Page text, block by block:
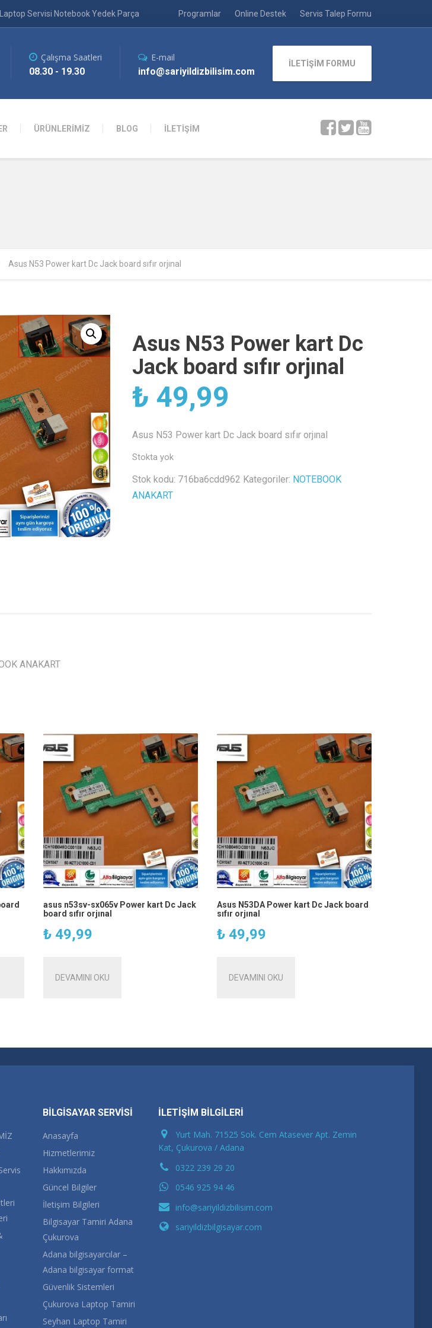
Servisi Notebook Yedek Parça Programlar Online Destek Servis Talep Formu
ÜRÜNLERİMİZ BLOG İLETİŞİM
Çalışma Saatleri
08.30 - 19.30
E-mail
info@sariyildizbilisim.com
İLETİŞİM FORMU
Asus N53 Power kart Dc Jack board sıfır orjınal
Asus N53 Power kart Dc
Jack board sıfır orjınal
₺ 49,99
Asus N53 Power kart Dc Jack board sıfır orjınal
Stokta yok
Stok kodu: 716ba6cdd962 Kategoriler: NOTEBOOK
ANAKART
ANAKART
asus n53sv-sx065v Power kart Dc Jack
board sıfır orjınal
₺49,99
DEVAMINI OKU
Asus N53DA Power kart Dc Jack board
sıfır orjınal
₺49,99
DEVAMINI OKU
BİLGİSAYAR SERVİSİ
Anasayfa
Hizmetlerimiz
Hakkımızda
Güncel Bilgiler
İletişim Bilgileri
Bilgisayar Tamiri Adana
Çukurova
Adana bilgisayarcılar –
Adana bilgisayar format
Güvenlik Sistemleri
Çukurova Laptop Tamiri
Seyhan Laptop Tamiri
İLETİŞİM BİLGİLERİ
Yurt Mah. 71525 Sok. Cem Atasever Apt. Zemin
Kat, Çukurova / Adana
0322 239 29 20
0546 925 94 46
info@sariyildizbilisim.com
sariyildizbilgisayar.com